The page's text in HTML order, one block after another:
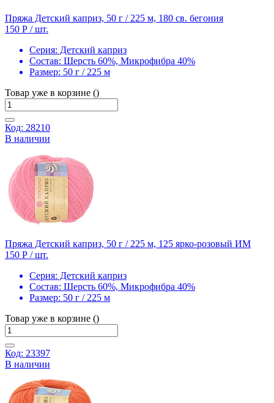
Пряжа Детский каприз, 50 г / 225 м, 180 св. бегония
150 Р / шт.
Серия: Детский каприз
Состав: Шерсть 60%, Микрофибра 40%
Размер: 50 г / 225 м
Товар уже в корзине ()
Код: 28210
В наличии
Пряжа Детский каприз, 50 г / 225 м, 125 ярко-розовый ИМ
150 Р / шт.
Серия: Детский каприз
Состав: Шерсть 60%, Микрофибра 40%
Размер: 50 г / 225 м
Товар уже в корзине ()
Код: 23397
В наличии